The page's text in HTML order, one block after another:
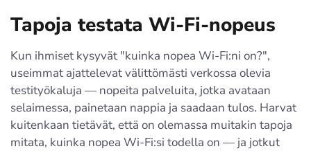
Tapoja testata Wi-Fi-nopeus
Kun ihmiset kysyvät "kuinka nopea Wi-Fi:ni on?",
useimmat ajattelevat välittömästi verkossa olevia
testityökaluja — nopeita palveluita, jotka avataan
selaimessa, painetaan nappia ja saadaan tulos. Harvat
kuitenkaan tietävät, että on olemassa muitakin tapoja
mitata, kuinka nopea Wi-Fi:si todella on — ja jotkut